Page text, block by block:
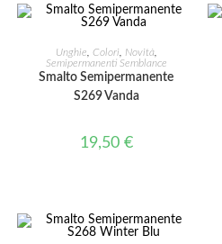
AGGIUNGI AL CARRELLO
Unghie Colori Novità,
Semipermanenti Semblance
Smalto Semipermanente
S269 Vanda
19,50 €